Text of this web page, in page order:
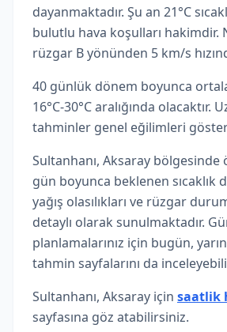
dayanmaktadır. Şu an 21°C
bulutlu hava koşulları hakimdir.
rüzgar B yönünden 5 km/s
40 günlük dönem boyunca
16°C-30°C aralığında olacaktır.
tahminler genel eğilimleri
Sultanhanı, Aksaray
gün boyunca beklenen sıcaklık
yağış olasılıkları ve rüzgar
detaylı olarak sunulmaktadır.
planlamalarınız için bugün,
tahmin sayfalarını da
Sultanhanı, Aksaray için saatlik
sayfasına göz atabilirsiniz.